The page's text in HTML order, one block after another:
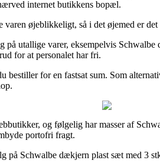
internet butikkens bopæl.
øjeblikkeligt, så i det øjemed er
utallige varer, eksempelvis
for at personalet har fri.
bestiller for en fastsat sum. Som
og følgelig har masser af
portofri fragt.
på Schwalbe dækjern plast sæt med 3